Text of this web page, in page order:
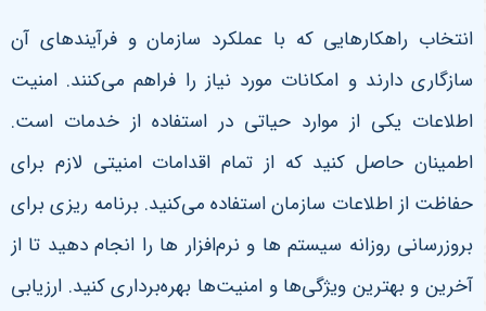
انتخاب راهکارهایی که با عملکرد سازمان و فرآیندهای آن
سازگاری دارند و امکانات مورد نیاز را فراهم می‌کنند. امنیت
اطلاعات یکی از موارد حیاتی در استفاده از خدمات است.
اطمینان حاصل کنید که از تمام اقدامات امنیتی لازم برای
حفاظت از اطلاعات سازمان استفاده می‌کنید. برنامه ریزی برای
بروزرسانی روزانه سیستم‌ ها و نرم‌افزار ها را انجام دهید تا از
آخرین و بهترین ویژگی‌ها و امنیت‌ها بهره‌برداری کنید. ارزیابی